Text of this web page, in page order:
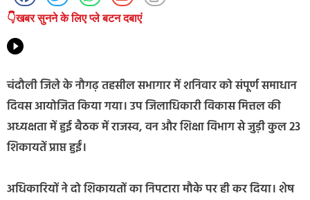
👇खबर सुनने के लिए प्ले बटन दबाएं
चंदौली जिले के नौगढ़ तहसील सभागार में शनिवार को संपूर्ण समाधान
दिवस आयोजित किया गया। उप जिलाधिकारी विकास मित्तल की
अध्यक्षता में हुई बैठक में राजस्व, वन और शिक्षा विभाग से जुड़ी कुल 23
शिकायतें प्राप्त हुईं।
अधिकारियों ने दो शिकायतों का निपटारा मौके पर ही कर दिया। शेष